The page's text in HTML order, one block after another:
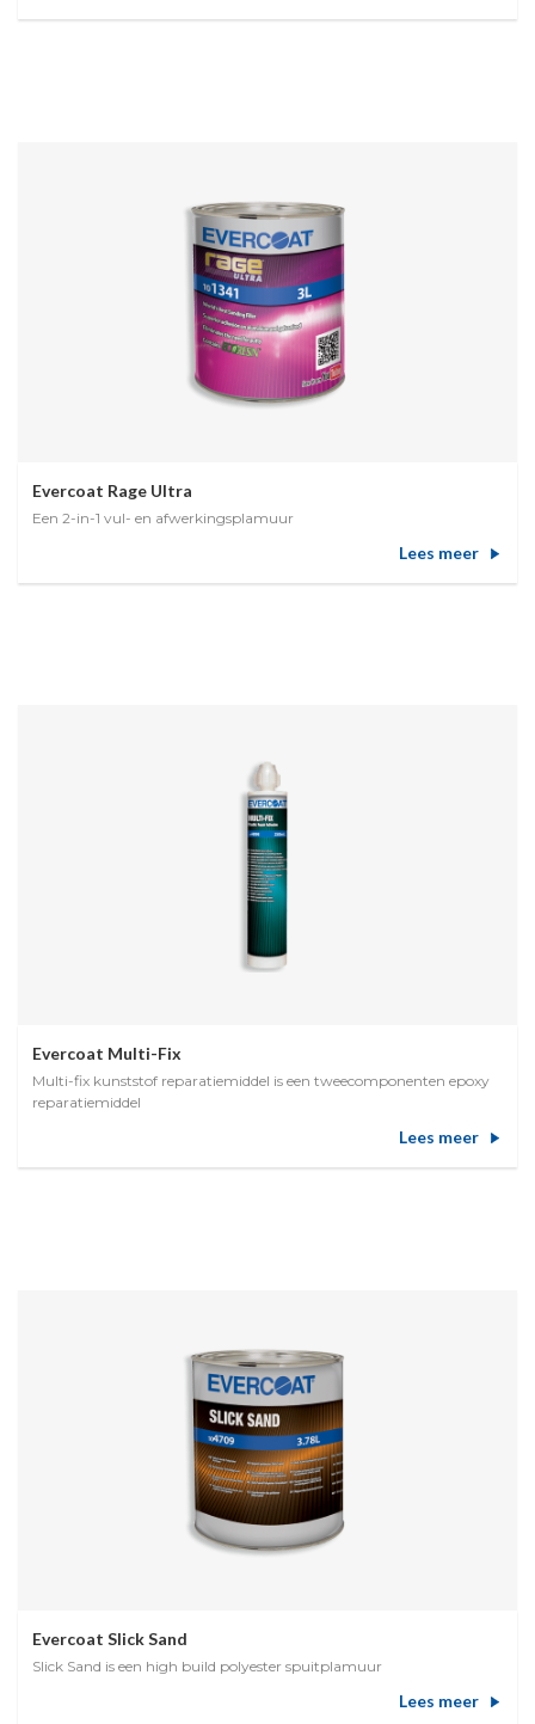
Evercoat Rage Ultra
Een 2-in-1 vul- en afwerkingsplamuur
Lees meer
Evercoat Multi-Fix
Multi-fix kunststof reparatiemiddel is een tweecomponenten epoxy
reparatiemiddel
Lees meer
Evercoat Slick Sand
Slick Sand is een high build polyester spuitplamuur
Lees meer